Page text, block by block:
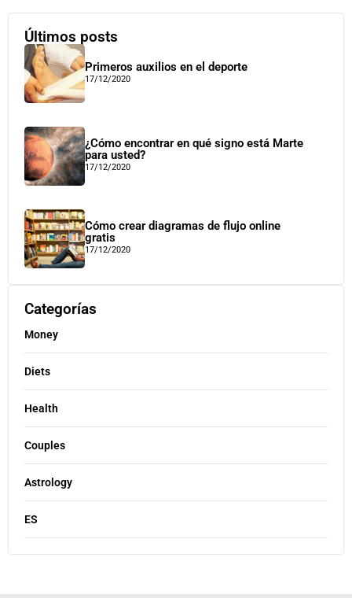
Últimos posts
Primeros auxilios en el deporte
17/12/2020
¿Cómo encontrar en qué signo está Marte
para usted?
17/12/2020
Cómo crear diagramas de flujo online
gratis
17/12/2020
Categorías
Money
Diets
Health
Couples
Astrology
ES